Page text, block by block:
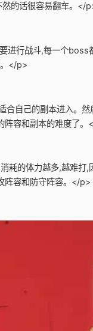
的话很容易翻车。</
进行战斗,每一个
</p>
合自己的副本进入。
阵容和副本的难度了。
耗的体力越多,越难
阵容和防守阵容。</p>